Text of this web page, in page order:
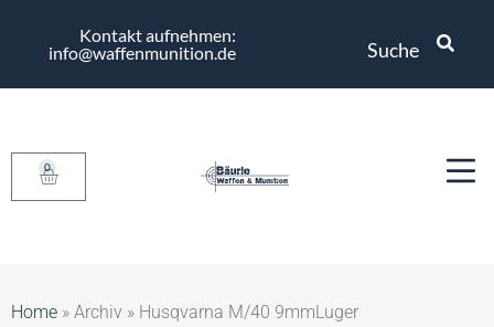
Kontakt aufnehmen:
info@waffenmunition.de
Suche
0
Home » Archiv » Husqvarna M/40 9mmLuger